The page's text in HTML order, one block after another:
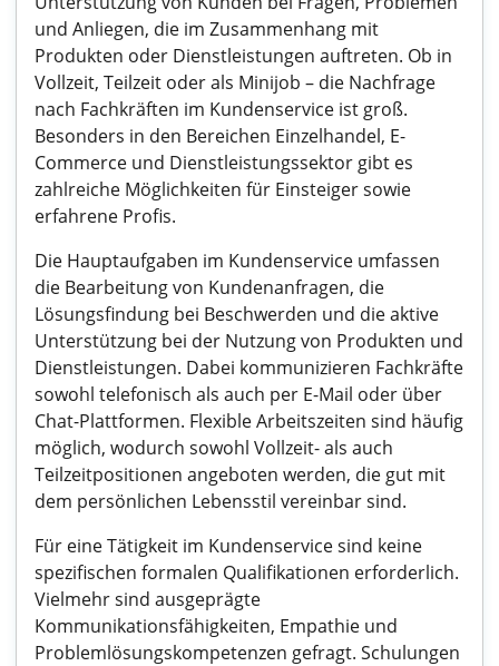
und Anliegen, die im Zusammenhang mit
Produkten oder Dienstleistungen auftreten. Ob in
Vollzeit, Teilzeit oder als Minijob – die Nachfrage
nach Fachkräften im Kundenservice ist groß.
Besonders in den Bereichen Einzelhandel, E-
Commerce und Dienstleistungssektor gibt es
zahlreiche Möglichkeiten für Einsteiger sowie
erfahrene Profis.
Die Hauptaufgaben im Kundenservice umfassen
die Bearbeitung von Kundenanfragen, die
Lösungsfindung bei Beschwerden und die aktive
Unterstützung bei der Nutzung von Produkten und
Dienstleistungen. Dabei kommunizieren Fachkräfte
sowohl telefonisch als auch per E-Mail oder über
Chat-Plattformen. Flexible Arbeitszeiten sind häufig
möglich, wodurch sowohl Vollzeit- als auch
Teilzeitpositionen angeboten werden, die gut mit
dem persönlichen Lebensstil vereinbar sind.
Für eine Tätigkeit im Kundenservice sind keine
spezifischen formalen Qualifikationen erforderlich.
Vielmehr sind ausgeprägte
Kommunikationsfähigkeiten, Empathie und
Problemlösungskompetenzen gefragt. Schulungen